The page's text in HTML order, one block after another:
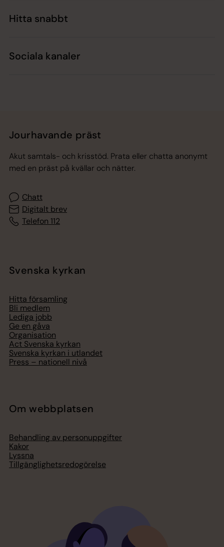
Hitta snabbt
Sociala kanaler
Jourhavande präst
Akut samtals- och krisstöd. Prata eller chatta anonymt
med en präst på kvällar och nätter.
Chatt
Digitalt brev
Telefon 112
Svenska kyrkan
Hitta församling
Bli medlem
Lediga jobb
Ge en gåva
Organisation
Act Svenska kyrkan
Svenska kyrkan i utlandet
Press – nationell nivå
Om webbplatsen
Behandling av personuppgifter
Kakor
Lyssna
Tillgänglighetsredogörelse